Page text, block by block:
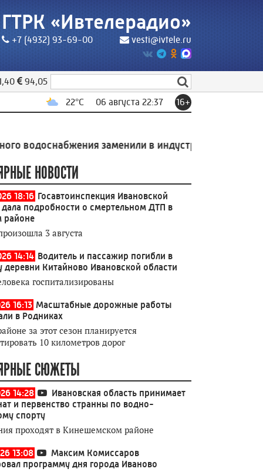
ГТРК «Ивтелерадио»
+7 (4932) 93-69-00 vesti@ivtele.ru
94,05
22°C 06 августа 22:37 16+
заменили в индустриальном парке Родники
НОВОСТИ
18:16 Госавтоинспекция Ивановской
дала подробности о смертельном ДТП в
3 августа
14:14 Водитель и пассажир погибли в
деревни Китайново Ивановской области
госпитализированы
16:13 Масштабные дорожные работы
в Родниках
за этот сезон планируется
10 километров дорог
СЮЖЕТЫ
14:28
Ивановская область принимает
и первенство странны по водно-
спорту
проходят в Кинешемском районе
13:08
Максим Комиссаров
программу дня города Иваново